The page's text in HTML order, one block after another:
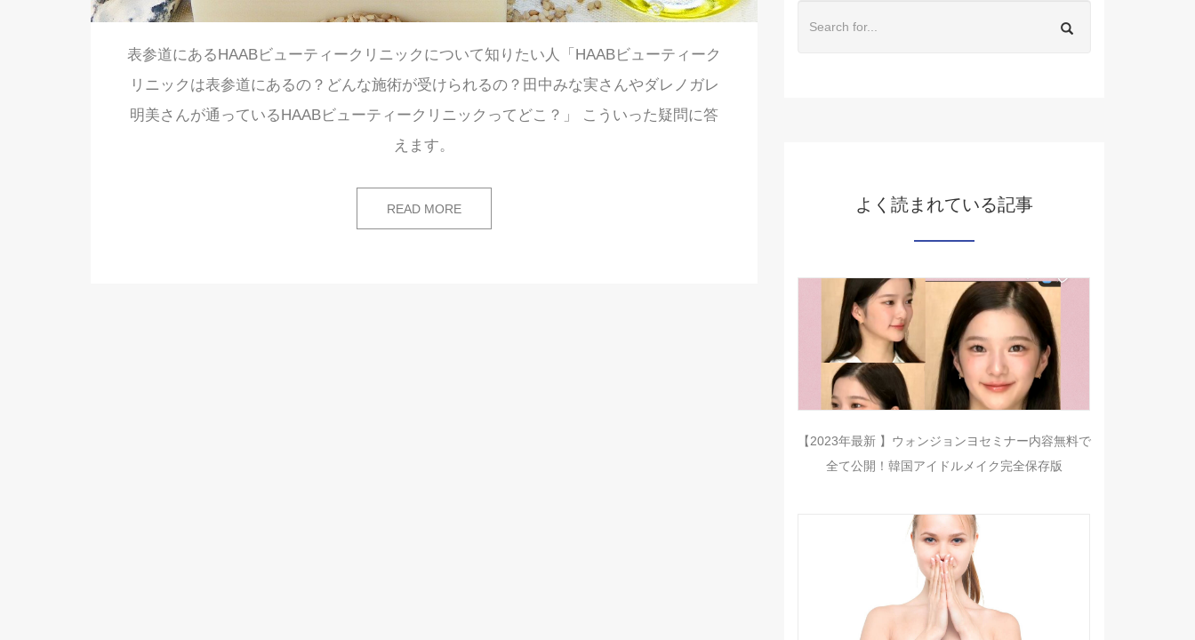
表参道にあるHAABビューティークリニックについて知りたい人「HAABビューティーク
リニックは表参道にあるの？どんな施術が受けられるの？田中みな実さんやダレノガレ
明美さんが通っているHAABビューティークリニックってどこ？」 こういった疑問に答
えます。
READ MORE よく読まれている記事
【2023年最新 】ウォンジョンヨセミナー内容無料で
全て公開！韓国アイドルメイク完全保存版